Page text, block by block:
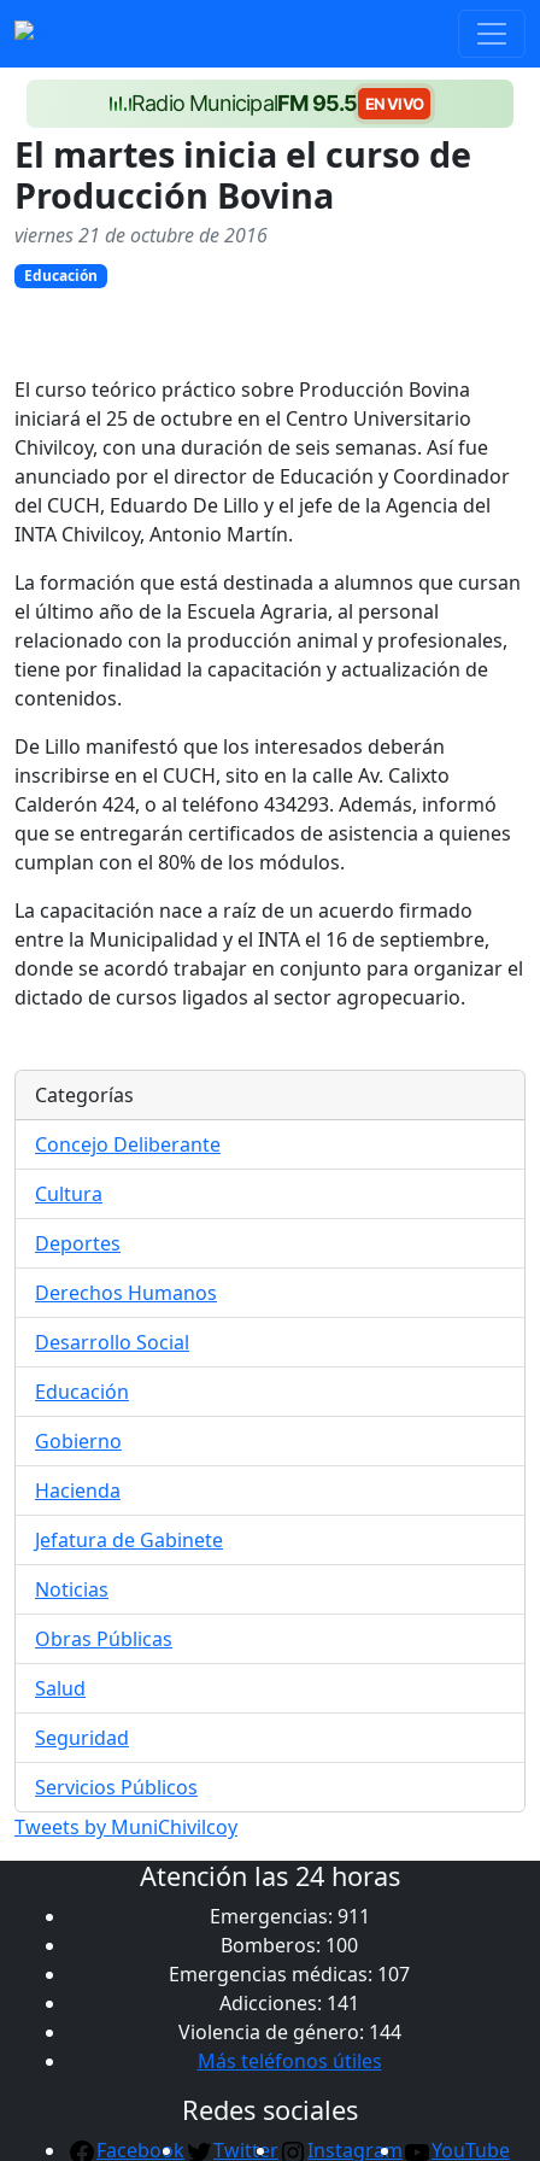
Radio MunicipalFM 95.5 EN VIVO
El martes inicia el curso de
Producción Bovina
viernes 21 de octubre de 2016
Educación
El curso teórico práctico sobre Producción Bovina
iniciará el 25 de octubre en el Centro Universitario
Chivilcoy, con una duración de seis semanas. Así fue
anunciado por el director de Educación y Coordinador
del CUCH, Eduardo De Lillo y el jefe de la Agencia del
INTA Chivilcoy, Antonio Martín.
La formación que está destinada a alumnos que cursan
el último año de la Escuela Agraria, al personal
relacionado con la producción animal y profesionales,
tiene por finalidad la capacitación y actualización de
contenidos.
De Lillo manifestó que los interesados deberán
inscribirse en el CUCH, sito en la calle Av. Calixto
Calderón 424, o al teléfono 434293. Además, informó
que se entregarán certificados de asistencia a quienes
cumplan con el 80% de los módulos.
La capacitación nace a raíz de un acuerdo firmado
entre la Municipalidad y el INTA el 16 de septiembre,
donde se acordó trabajar en conjunto para organizar el
dictado de cursos ligados al sector agropecuario.
Categorías
Concejo Deliberante
Cultura
Deportes
Derechos Humanos
Desarrollo Social
Educación
Gobierno
Hacienda
Jefatura de Gabinete
Noticias
Obras Públicas
Salud
Seguridad
Servicios Públicos
Tweets by MuniChivilcoy
Atención las 24 horas
Emergencias: 911
Bomberos: 100
Emergencias médicas: 107
Adicciones: 141
Violencia de género: 144
Más teléfonos útiles
Redes sociales
Facebook Twitter Instagram YouTube